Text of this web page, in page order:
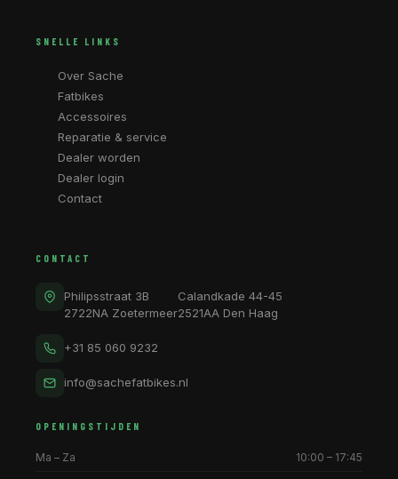
SNELLE LINKS
Over Sache
Fatbikes
Accessoires
Reparatie & service
Dealer worden
Dealer login
Contact
CONTACT
Philipsstraat 3B
2722NA Zoetermeer
Calandkade 44-45
2521AA Den Haag
+31 85 060 9232
info@sachefatbikes.nl
OPENINGSTIJDEN
Ma – Za 10:00 – 17:45